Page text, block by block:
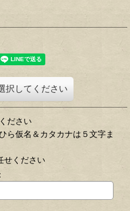
択してください
ださい
ら仮名＆カタカナは５文字ま
せください
: